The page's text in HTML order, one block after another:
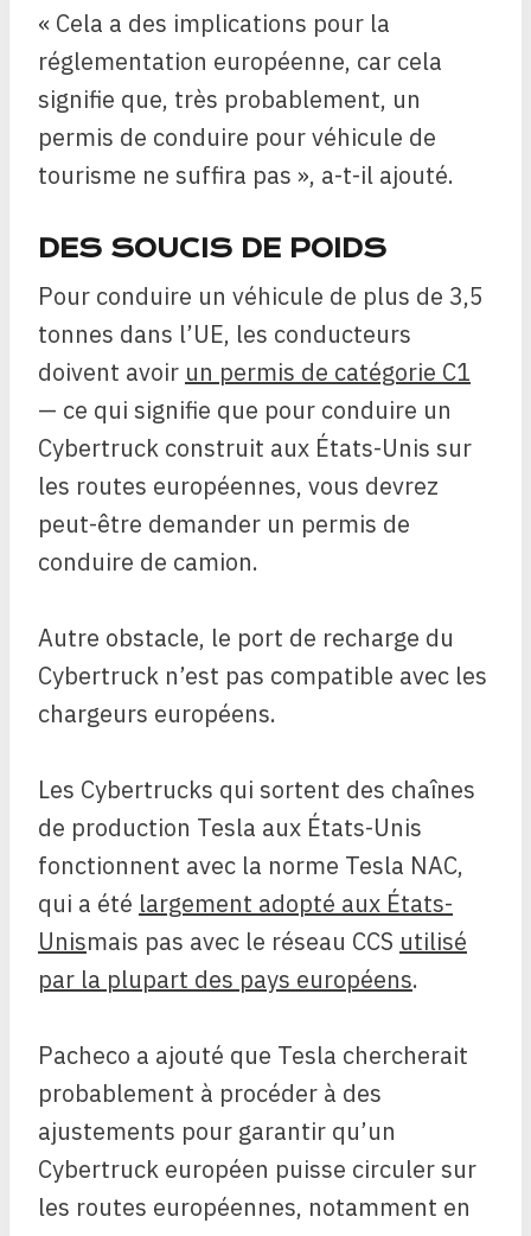
« Cela a des implications pour la
réglementation européenne, car cela
signifie que, très probablement, un
permis de conduire pour véhicule de
tourisme ne suffira pas », a-t-il ajouté.
DES SOUCIS DE POIDS
Pour conduire un véhicule de plus de 3,5
tonnes dans l’UE, les conducteurs
doivent avoir un permis de catégorie C1
— ce qui signifie que pour conduire un
Cybertruck construit aux États-Unis sur
les routes européennes, vous devrez
peut-être demander un permis de
conduire de camion.
Autre obstacle, le port de recharge du
Cybertruck n’est pas compatible avec les
chargeurs européens.
Les Cybertrucks qui sortent des chaînes
de production Tesla aux États-Unis
fonctionnent avec la norme Tesla NAC,
qui a été largement adopté aux États-
Unismais pas avec le réseau CCS utilisé
par la plupart des pays européens.
Pacheco a ajouté que Tesla chercherait
probablement à procéder à des
ajustements pour garantir qu’un
Cybertruck européen puisse circuler sur
les routes européennes, notamment en